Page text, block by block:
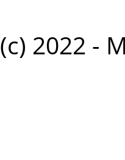
(c) 2022 -